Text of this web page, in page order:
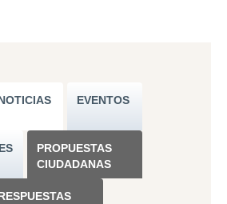
EVENTOS
PROPUESTAS
CIUDADANAS